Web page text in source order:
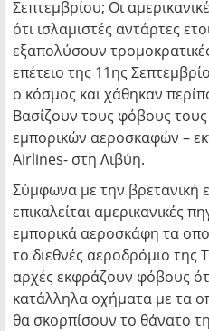
Σεπτεμβρίου; Οι
ότι ισλαμιστές αντάρτες
εξαπολύσουν
επέτειο της 11ης
ο κόσμος και χάθηκαν
Βασίζουν τους φόβους
εμπορικών αεροσκαφών –
Airlines- στη Λιβύη.
Σύμφωνα με την βρετανική
επικαλείται αμερικανικές
εμπορικά αεροσκάφη τα
το διεθνές αεροδρόμιο της
αρχές εκφράζουν φόβους
κατάλληλα οχήματα με τα
θα σκορπίσουν το θάνατο